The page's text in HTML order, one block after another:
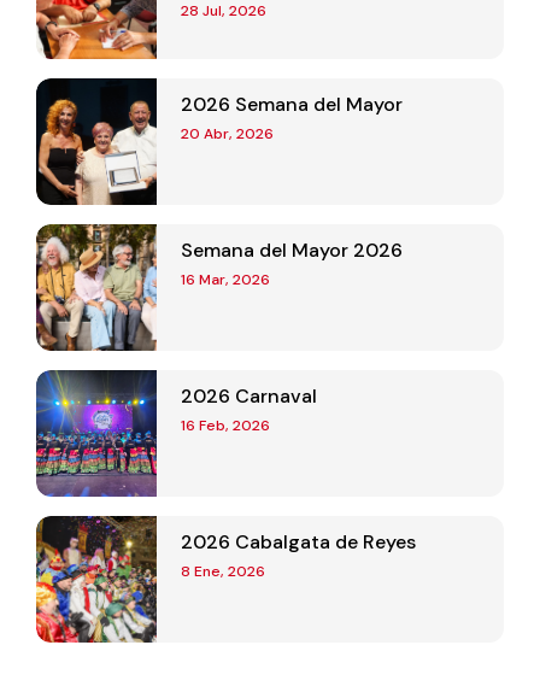
28 Jul, 2026
2026 Semana del Mayor
20 Abr, 2026
Semana del Mayor 2026
16 Mar, 2026
2026 Carnaval
16 Feb, 2026
2026 Cabalgata de Reyes
8 Ene, 2026